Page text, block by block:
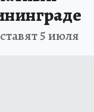
5 июля